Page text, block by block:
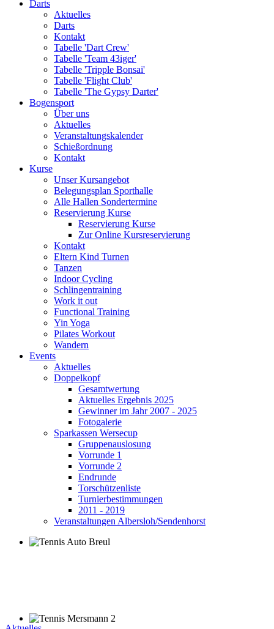
Darts
Aktuelles
Darts
Kontakt
Tabelle 'Dart Crew'
Tabelle 'Team 43iger'
Tabelle 'Tripple Bonsai'
Tabelle 'Flight Club'
Tabelle 'The Gypsy Darter'
Bogensport
Über uns
Aktuelles
Veranstaltungskalender
Schießordnung
Kontakt
Kurse
Unser Kursangebot
Belegungsplan Sporthalle
Alle Hallen Sondertermine
Reservierung Kurse
Reservierung Kurse
Zur Online Kursreservierung
Kontakt
Eltern Kind Turnen
Tanzen
Indoor Cycling
Schlingentraining
Work it out
Functional Training
Yin Yoga
Pilates Workout
Wandern
Events
Aktuelles
Doppelkopf
Gesamtwertung
Aktuelles Ergebnis 2025
Gewinner im Jahr 2007 - 2025
Fotogalerie
Sparkassen Wersecup
Gruppenauslosung
Vorrunde 1
Vorrunde 2
Endrunde
Torschützenliste
Turnierbestimmungen
2011 - 2019
Veranstaltungen Albersloh/Sendenhorst